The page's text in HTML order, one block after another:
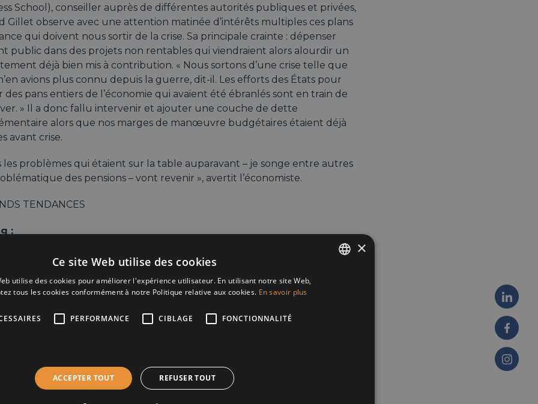
School), conseiller auprès de différentes autorités publiques et privées,
Gillet observe avec une attention matinée d’intérêts multiples ces plans
qui doivent nous sortir de la crise. Sa principale crainte : dépenser
public dans des projets non rentables qui viendraient alors alourdir un
déjà bien mis à contribution. « Nous sortons d’une crise telle que
avions plus connu depuis la guerre, dit-il. Les efforts des États pour
des pans entiers de l’économie qui avaient été ébranlés sont en train de
» Il a donc fallu intervenir et ajouter une couche de dette
alors que nos marges de manœuvre budgétaires étaient déjà
avant crise.
les problèmes qui étaient sur la table auparavant – je songe entre autres
des pensions – vont revenir », avertit l’économiste.
TENDANCES
:
: Welcome
: Conférence
:
×
Ce site Web utilise des cookies
utilise des cookies pour améliorer l'expérience utilisateur. En utilisant notre site Web,
tous les cookies conformément à notre Politique relative aux cookies. En savoir plus
PERFORMANCE CIBLAGE FONCTIONNALITÉ
ACCEPTER TOUT REFUSER TOUT